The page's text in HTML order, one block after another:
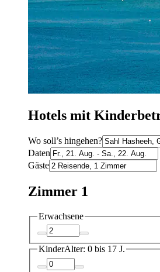
Hotels mit
Wo soll’s hingehen?
Daten
Gäste
Zimmer 1
Erwachsene
KinderAlter: 0 bis 17 J.